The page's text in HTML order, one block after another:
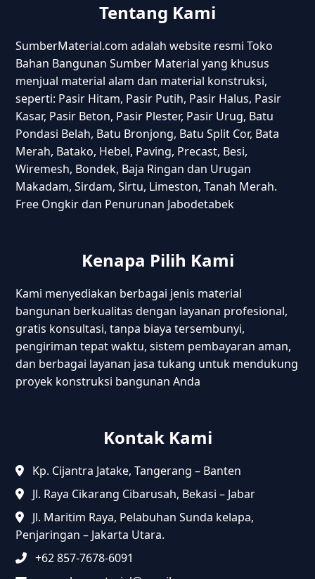
Tentang Kami
SumberMaterial.com adalah website resmi Toko
Bahan Bangunan Sumber Material yang khusus
menjual material alam dan material konstruksi,
seperti: Pasir Hitam, Pasir Putih, Pasir Halus, Pasir
Kasar, Pasir Beton, Pasir Plester, Pasir Urug, Batu
Pondasi Belah, Batu Bronjong, Batu Split Cor, Bata
Merah, Batako, Hebel, Paving, Precast, Besi,
Wiremesh, Bondek, Baja Ringan dan Urugan
Makadam, Sirdam, Sirtu, Limeston, Tanah Merah.
Free Ongkir dan Penurunan Jabodetabek
Kenapa Pilih Kami
Kami menyediakan berbagai jenis material
bangunan berkualitas dengan layanan profesional,
gratis konsultasi, tanpa biaya tersembunyi,
pengiriman tepat waktu, sistem pembayaran aman,
dan berbagai layanan jasa tukang untuk mendukung
proyek konstruksi bangunan Anda
Kontak Kami
Kp. Cijantra Jatake, Tangerang – Banten
Jl. Raya Cikarang Cibarusah, Bekasi – Jabar
Jl. Maritim Raya, Pelabuhan Sunda kelapa,
Penjaringan – Jakarta Utara.
+62 857-7678-6091